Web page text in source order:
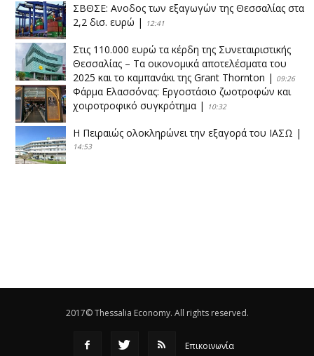
ΣΒΘΣΕ: Aνοδος των εξαγωγών της Θεσσαλίας στα
2,2 δισ. ευρώ | 12:41
Στις 110.000 ευρώ τα κέρδη της Συνεταιριστικής
Θεσσαλίας – Τα οικονομικά αποτελέσματα του
2025 και το καμπανάκι της Grant Thornton | 09:26
Φάρμα Ελασσόνας: Εργοστάσιο ζωοτροφών και
χοιροτροφικό συγκρότημα | 10:32
Η Πειραιώς ολοκληρώνει την εξαγορά του ΙΑΣΩ |
14:53
2017© Thessalia Economy. All rights reserved.
Επικοινωνία